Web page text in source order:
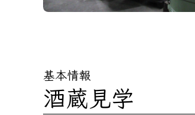
基本情報
酒蔵見学